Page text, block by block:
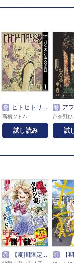
巻 ヒトヒトリフタリ
高橋ツトム
試し読み
巻 アフタヌーン四季賞
試
巻 【期間限定 無料お試し版】戦地から帰ってきたタカシ君。普通に高校生活を送りたい（コミック） 巻 【期間限